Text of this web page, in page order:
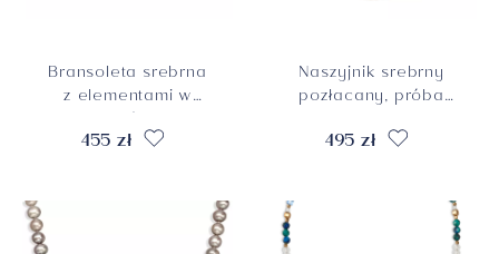
Bransoleta srebrna
z elementami w
splocie królewskim,
próba 925
455 zł
Naszyjnik srebrny
pozłacany, próba
495 zł